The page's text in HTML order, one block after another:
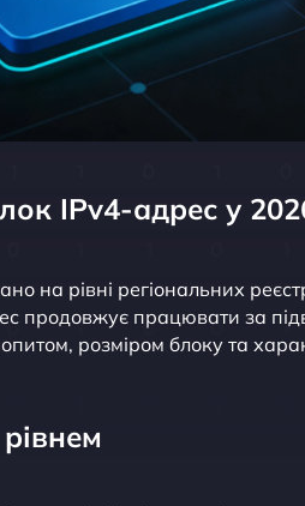
IPv4-адрес у
на рівні регіональних
продовжує працювати за
розміром блоку та